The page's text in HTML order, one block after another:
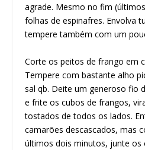
agrade. Mesmo no fim
folhas de espinafres. Envolva
tempere também com um
Corte os peitos de frango em
Tempere com bastante alho
sal qb. Deite um generoso fio
e frite os cubos de frangos,
tostados de todos os lados.
camarões descascados, mas
últimos dois minutos, junte os